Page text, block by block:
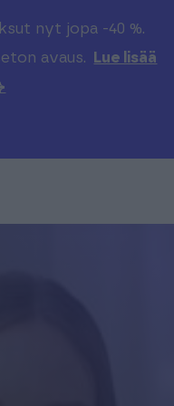
nyt jopa -40 %.
avaus.
Lue lisää